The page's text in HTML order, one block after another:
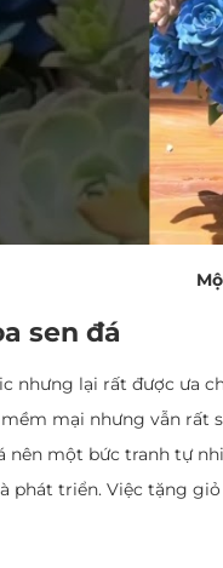
sen đá
nhưng lại rất được ưa
mại nhưng vẫn rất
nên một bức tranh tự
phát triển. Việc tặng